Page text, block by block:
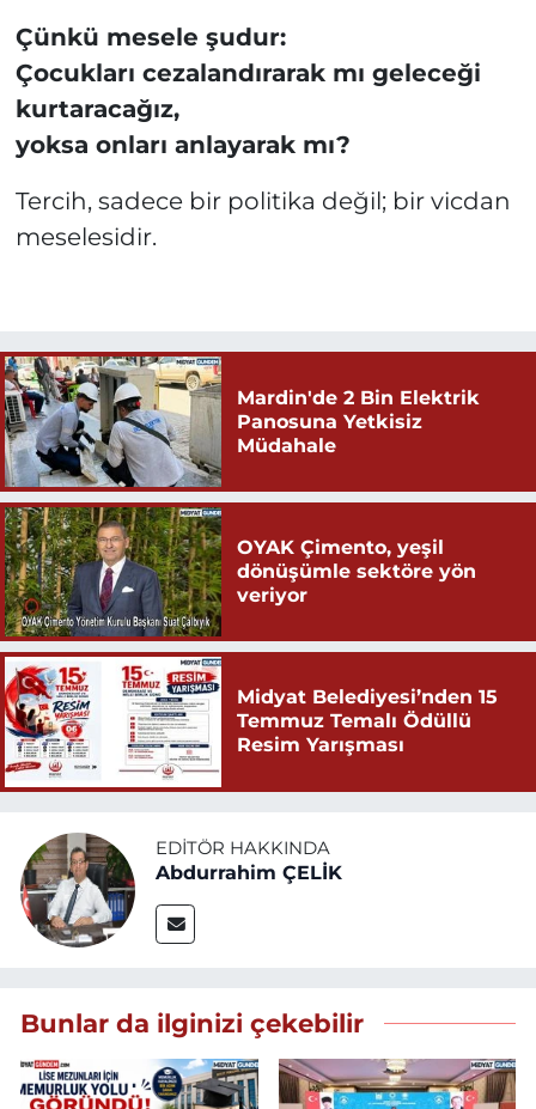
Çünkü mesele şudur:
Çocukları cezalandırarak mı geleceği
kurtaracağız,
yoksa onları anlayarak mı?
Tercih, sadece bir politika değil; bir vicdan
meselesidir.
Mardin'de 2 Bin Elektrik
Panosuna Yetkisiz
Müdahale
OYAK Çimento, yeşil
dönüşümle sektöre yön
veriyor
Midyat Belediyesi’nden 15
Temmuz Temalı Ödüllü
Resim Yarışması
EDITÖR HAKKINDA
Abdurrahim ÇELİK
Bunlar da ilginizi çekebilir